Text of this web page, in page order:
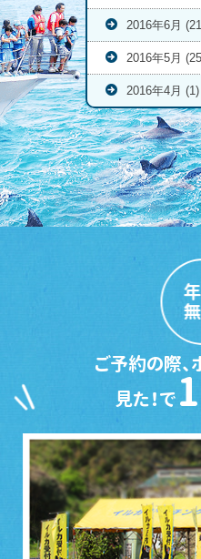
2016年6月
2016年5月
2016年4月 (1)
ご予約の際
見た！で